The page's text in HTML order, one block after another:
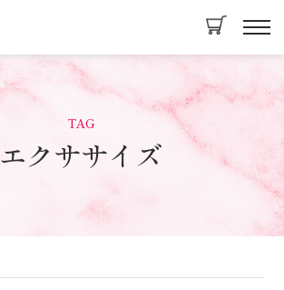
TAG
エクササイズ